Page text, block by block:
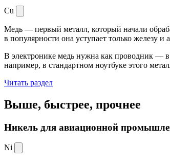
Cu
Медь — первый металл, который начали
в популярности она уступает только
В электронике медь нужна как проводник —
например, в стандартном ноутбуке этого
Читать раздел
Выше, быстрее, прочнее
Никель для авиационной
Ni